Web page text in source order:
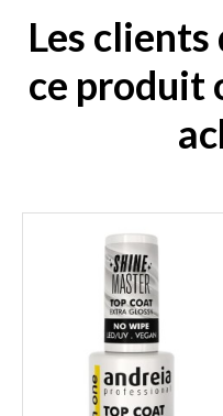
Les
ce produit